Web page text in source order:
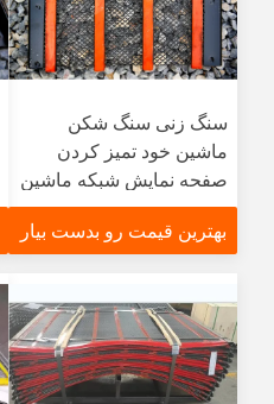
سنگ زنی سنگ شکن
ماشین خود تمیز کردن
صفحه نمایش شبکه ماشین
لوازم جانبی فولاد کربن بالا
صفحه شن و ماسه
بهترین قیمت رو بدست بیار